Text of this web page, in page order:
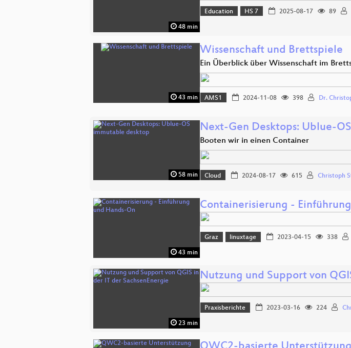
48 min
Education HS 7 2025-08-17 89
43 min
Wissenschaft und Brettspiele
Ein Überblick über Wissenschaft im
AMS1 2024-11-08 398 Dr.
58 min
Next-Gen Desktops: Ublue-
Booten wir in einen Container
Cloud 2024-08-17 615 Christoph
43 min
Containerisierung -
Graz linuxtage 2023-04-15 338
23 min
Nutzung und Support von
Praxisberichte 2023-03-16 224